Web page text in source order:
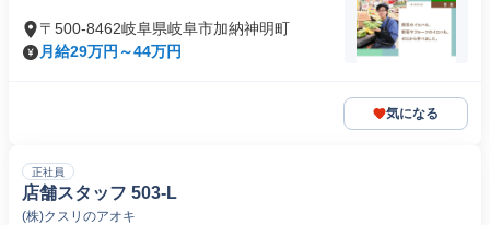
〒500-8462岐阜県岐阜市加納神明町
月給29万円～44万円
気になる
正社員
店舗スタッフ 503-L
(株)クスリのアオキ